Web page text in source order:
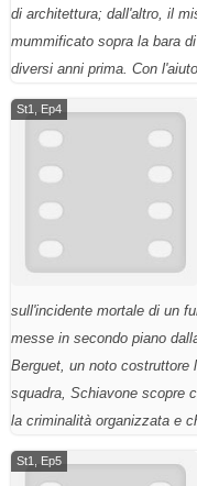
di architettura; dall'altro, il
mummificato sopra la bara
diversi anni prima. Con
St1, Ep4
sull'incidente mortale di un
messe in secondo piano
Berguet, un noto costruttore
squadra, Schiavone scopre
la criminalità organizzata e
St1, Ep5